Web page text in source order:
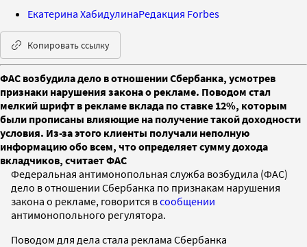
Екатерина ХабидулинаРедакция Forbes
Копировать ссылку
ФАС возбудила дело в отношении Сбербанка, усмотрев
признаки нарушения закона о рекламе. Поводом стал
мелкий шрифт в рекламе вклада по ставке 12%, которым
были прописаны влияющие на получение такой доходности
условия. Из-за этого клиенты получали неполную
информацию обо всем, что определяет сумму дохода
вкладчиков, считает ФАС
Федеральная антимонопольная служба возбудила (ФАС)
дело в отношении Сбербанка по признакам нарушения
закона о рекламе, говорится всообщении
антимонопольного регулятора.
Поводом для дела стала реклама Сбербанка